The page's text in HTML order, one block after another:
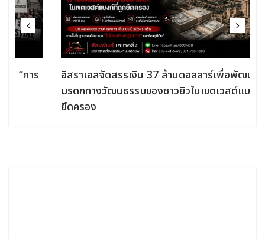
อิสราเอลจัดสรรเงิน 37 ล้านดอลลาร์เพื่อพัฒนาแหล่ง
มรดกทางวัฒนธรรมของชาวยิวในเขตเวสต์แบงก์ที่ถูก